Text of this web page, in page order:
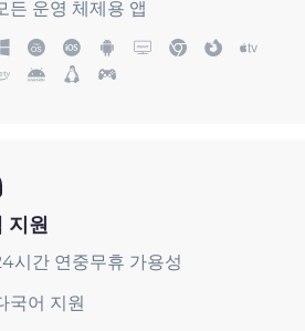
든 운영 체제용 앱
지원
시간 연중무휴 가용성
국어 지원